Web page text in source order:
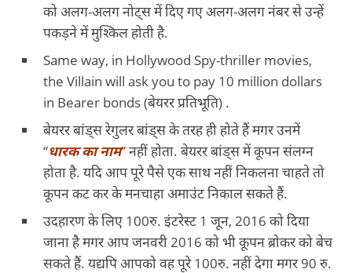
को अलग-अलग नोट्स में दिए गए अलग-अलग नंबर से उन्हें
पकड़ने में मुश्किल होती है.
Same way, in Hollywood Spy-thriller movies,
the Villain will ask you to pay 10 million dollars
in Bearer bonds (बेयरर प्रतिभूति) .
बेयरर बांड्स रेगुलर बांड्स के तरह ही होते हैं मगर उनमें
“धारक का नाम”नहीं होता. बेयरर बांड्स में कूपन संलग्न
होता है. यदि आप पूरे पैसे एक साथ नहीं निकलना चाहते तो
कूपन कट कर के मनचाहा अमाउंट निकाल सकते हैं.
उदहारण के लिए 100रु. इंटरेस्ट 1 जून, 2016 को दिया
जाना है मगर आप जनवरी 2016 को भी कूपन ब्रोकर को बेच
सकते हैं. यद्यपि आपको वह पूरे 100रु. नहीं देगा मगर 90 रु.